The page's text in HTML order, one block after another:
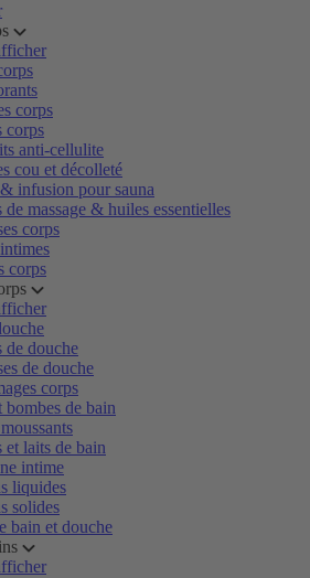
corps
corps
anti-cellulite
cou et décolleté
infusion pour sauna
de massage & huiles essentielles
corps
corps
de douche
de douche
corps
bombes de bain
et laits de bain
intime
liquides
solides
bain et douche